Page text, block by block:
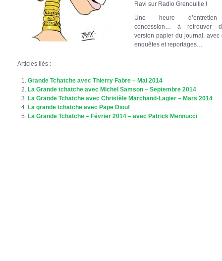
Ravi sur Radio Grenouille !
Une heure
concession… à retrouver
version papier du journal, avec
enquêtes et reportages…
Articles liés :
Grande Tchatche avec Thierry Fabre – Mai 2014
La Grande tchatche avec Michel Samson – Septembre 2014
La Grande Tchatche avec Christèle Marchand-Lagier – Mars 2014
La grande tchatche avec Pape Diouf
La Grande Tchatche – Février 2014 – avec Patrick Mennucci